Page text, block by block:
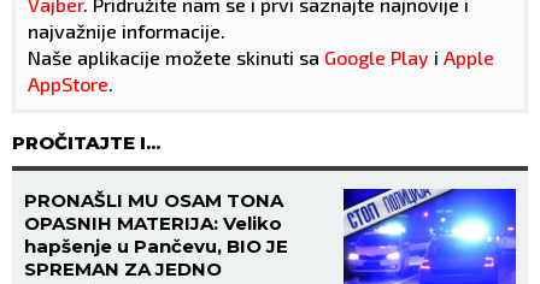
najvažnije informacije.
Naše aplikacije možete skinuti sa Google Play i Apple
AppStore
PROČITAJTE I...
PRONAŠLI MU OSAM TONA
OPASNIH MATERIJA: Veliko
hapšenje u Pančevu, BIO JE
SPREMAN ZA JEDNO